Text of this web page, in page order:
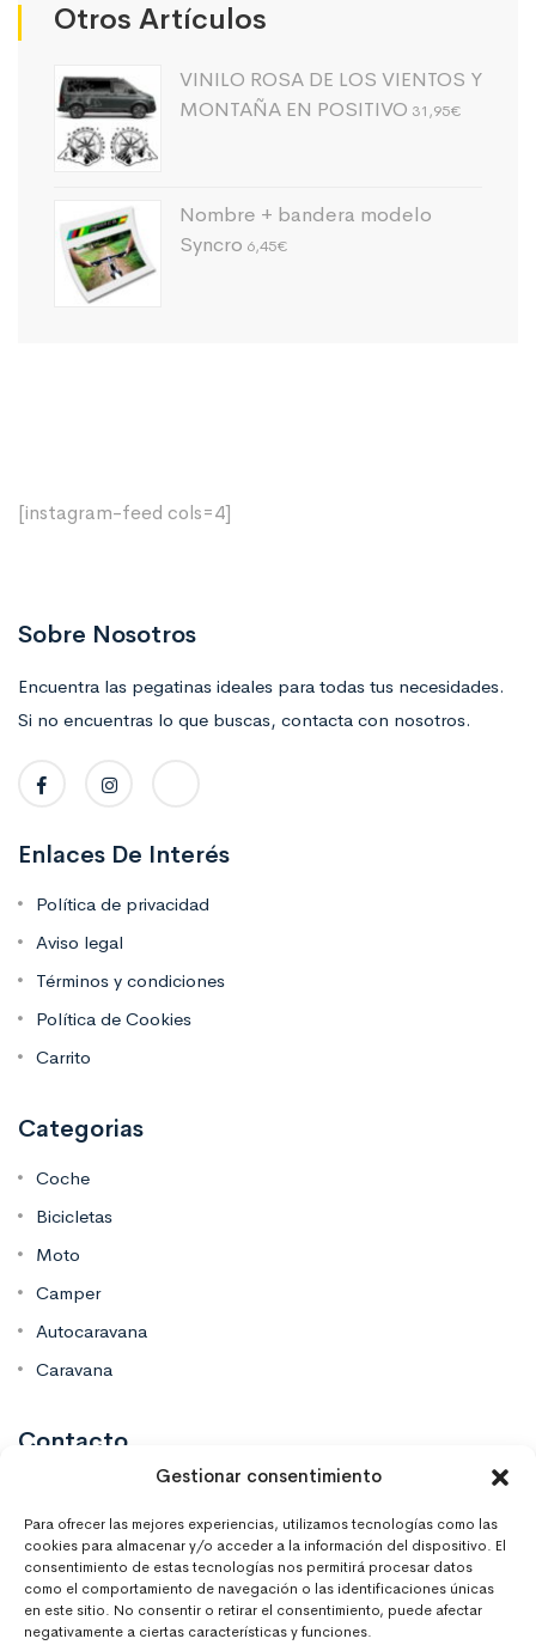
Gestionar consentimiento
Para ofrecer las mejores experiencias, utilizamos tecnologías como las
cookies para almacenar y/o acceder a la información del dispositivo. El
consentimiento de estas tecnologías nos permitirá procesar datos
como el comportamiento de navegación o las identificaciones únicas
en este sitio. No consentir o retirar el consentimiento, puede afectar
negativamente a ciertas características y funciones.
Otros Artículos
VINILO ROSA DE LOS VIENTOS Y
MONTAÑA EN POSITIVO 31,95€
Nombre + bandera modelo
Syncro 6,45€
[instagram-feed cols=4]
Sobre Nosotros
Encuentra las pegatinas ideales para todas tus necesidades.
Si no encuentras lo que buscas, contacta con nosotros.
Enlaces De Interés
Política de privacidad
Aviso legal
Términos y condiciones
Política de Cookies
Carrito
Categorias
Coche
Bicicletas
Moto
Camper
Autocaravana
Caravana
Contacto
637 671 470